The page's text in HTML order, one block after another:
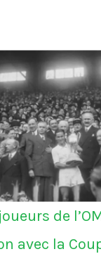
de
avec la